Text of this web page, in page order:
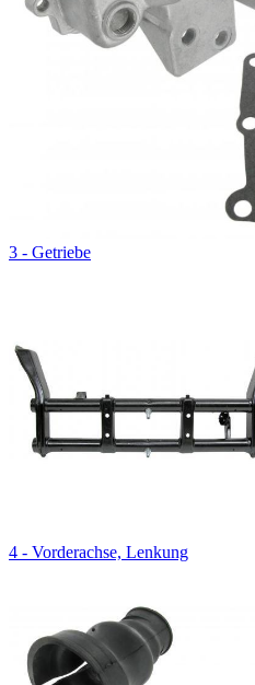
3 - Getriebe
4 - Vorderachse, Lenkung